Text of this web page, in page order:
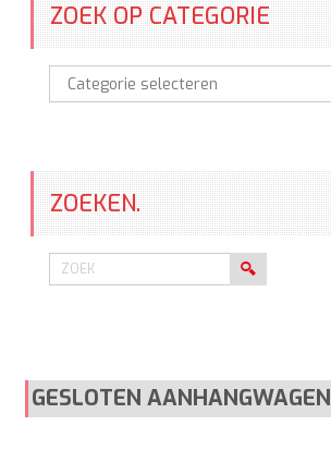
ZOEK OP CATEGORIE
Zoek
op
ZOEKEN.
GESLOTEN AANHANGWAGEN